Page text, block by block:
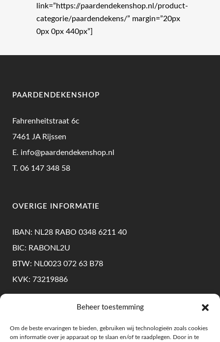
Beheer toestemming
Om de beste ervaringen te bieden, gebruiken wij technologieën zoals cookies
om informatie over je apparaat op te slaan en/of te raadplegen. Door in te
link=”https://paardendekenshop.nl/product-
categorie/paardendekens/” margin=”20px
0px 0px 440px”]
PAARDENDEKENSHOP
Fahrenheitstraat 6c
7461 JA Rijssen
E. info@paardendekenshop.nl
T. 06 147 348 58
OVERIGE INFORMATIE
IBAN: NL28 RABO 0348 6211 40
BIC: RABONL2U
BTW: NL0023 072 63 B78
KVK: 73219886